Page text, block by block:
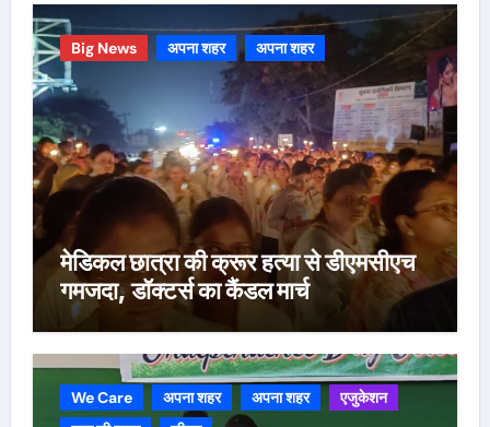
Big News अपना शहर अपना शहर
मेडिकल छात्रा की क्रूर हत्या से डीएमसीएच
गमजदा, डॉक्टर्स का कैंडल मार्च
We Care अपना शहर अपना शहर
एजुकेशन